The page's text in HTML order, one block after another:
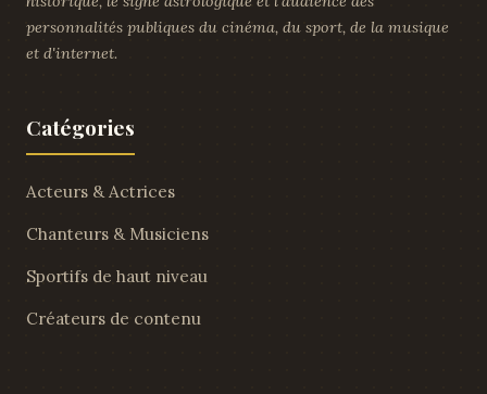
personnalités publiques du cinéma, du sport, de la musique
et d'internet.
Catégories
Acteurs & Actrices
Chanteurs & Musiciens
Sportifs de haut niveau
Créateurs de contenu